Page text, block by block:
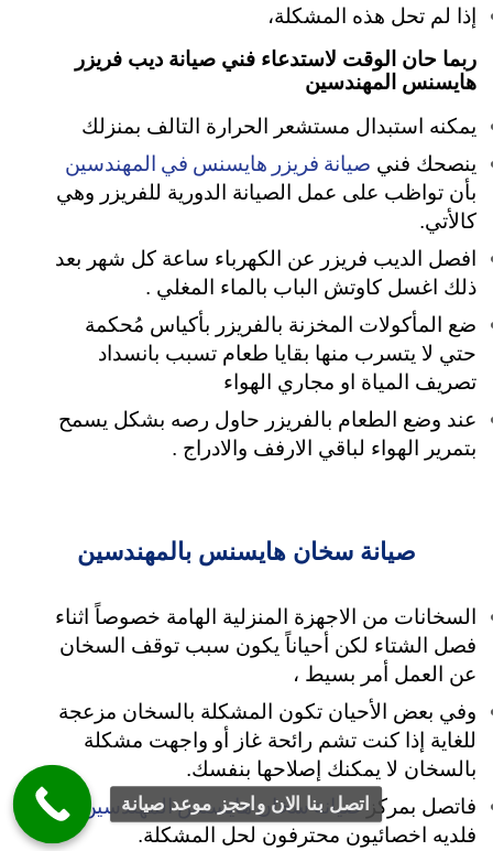
إذا لم تحل هذه المشكلة،
ربما حان الوقت لاستدعاء فني صيانة ديب فريزر
هايسنس المهندسين
يمكنه استبدال مستشعر الحرارة التالف بمنزلك
ينصحك فني صيانة فريزر هايسنس في المهندسين
بأن تواظب على عمل الصيانة الدورية للفريزر وهي
كالأتي.
افصل الديب فريزر عن الكهرباء ساعة كل شهر بعد
ذلك اغسل كاوتش الباب بالماء المغلي .
ضع المأكولات المخزنة بالفريزر بأكياس مُحكمة
حتي لا يتسرب منها بقايا طعام تسبب بانسداد
تصريف المياة او مجاري الهواء
عند وضع الطعام بالفريزر حاول رصه بشكل يسمح
بتمرير الهواء لباقي الارفف والادراج .
صيانة سخان هايسنس بالمهندسين
السخانات من الاجهزة المنزلية الهامة خصوصاً اثناء
فصل الشتاء لكن أحياناً يكون سبب توقف السخان
عن العمل أمر بسيط ،
وفي بعض الأحيان تكون المشكلة بالسخان مزعجة
للغاية إذا كنت تشم رائحة غاز أو واجهت مشكلة
بالسخان لا يمكنك إصلاحها بنفسك.
فاتصل بمركزصيانة سخان هايسنس المهندسين
فلديه اخصائيون محترفون لحل المشكلة.
اتصل بنا الان واحجز موعد صيانة